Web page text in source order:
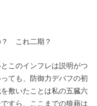
？ これ二期？
このインフレは説明がつ
ても、防御力デバフの初
敷いたことは私の五臓六
すら、ここまでの狼藉は